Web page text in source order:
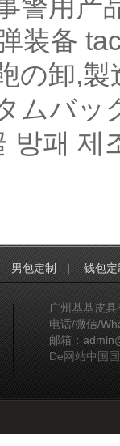
警用产
装备
の卸,製
ムバッ
방패 제
男包定制 | 钱包定
广州基基皮
电话/微信/
邮箱：
De网站中国